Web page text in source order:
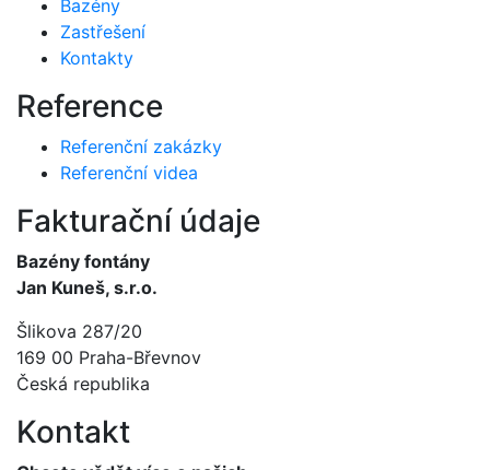
Bazény
Zastřešení
Kontakty
Reference
Referenční zakázky
Referenční videa
Fakturační údaje
Bazény fontány
Jan Kuneš, s.r.o.
Šlikova 287/20
169 00 Praha-Břevnov
Česká republika
Kontakt